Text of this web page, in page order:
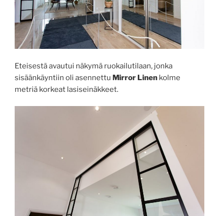
Eteisestä avautui näkymä ruokailutilaan, jonka
sisäänkäyntiin oli asennettu Mirror Linen kolme
metriä korkeat lasiseinäkkeet.